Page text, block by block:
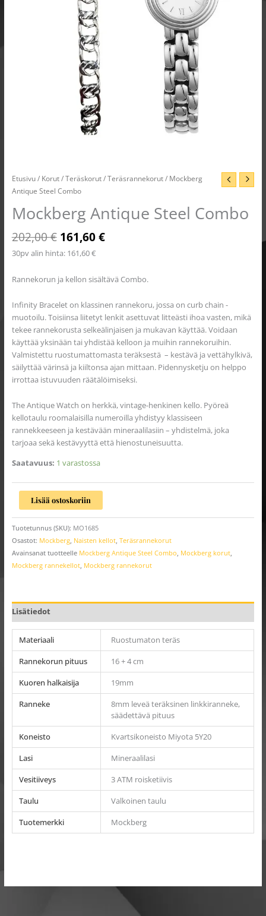
Etusivu/ Korut/Teräskorut/Teräsrannekorut/ Mockberg
Antique Steel Combo
Mockberg Antique Steel Combo
202,00€ 161,60€
30pv alin hinta: 161,60€
Rannekorun ja kellon sisältävä Combo.
Infinity Bracelet on klassinen rannekoru, jossa on curb chain -
muotoilu. Toisiinsa liitetyt lenkit asettuvat litteästi ihoa vasten, mikä
tekee rannekorusta selkeälinjaisen ja mukavan käyttää. Voidaan
käyttää yksinään tai yhdistää kelloon ja muihin rannekoruihin.
Valmistettu ruostumattomasta teräksestä – kestävä ja vettähylkivä,
säilyttää värinsä ja kiiltonsa ajan mittaan. Pidennysketju on helppo
irrottaa istuvuuden räätälöimiseksi.
The Antique Watch on herkkä, vintage-henkinen kello. Pyöreä
kellotaulu roomalaisilla numeroilla yhdistyy klassiseen
rannekkeeseen ja kestävään mineraalilasiin – yhdistelmä, joka
tarjoaa sekä kestävyyttä että hienostuneisuutta.
Saatavuus: 1 varastossa
Lisää ostoskoriin
Tuotetunnus (SKU): MO1685
Osastot: Mockberg, Naisten kellot, Teräsrannekorut
Avainsanat tuotteelle Mockberg Antique Steel Combo Mockberg korut,
Mockberg rannekellot, Mockberg rannekorut
Lisätiedot
Materiaali
Ruostumaton teräs
Rannekorun pituus
16 + 4 cm
Kuoren halkaisija
19mm
Ranneke
8mm leveä teräksinen linkkiranneke,
säädettävä pituus
Koneisto
Kvartsikoneisto Miyota 5Y20
Lasi
Mineraalilasi
Vesitiiveys
3 ATM roisketiivis
Taulu
Valkoinen taulu
Tuotemerkki
Mockberg